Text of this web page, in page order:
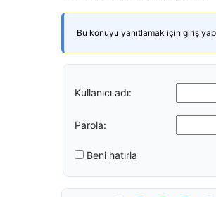
Bu konuyu yanıtlamak için giriş
Kullanıcı adı:
Parola:
Beni hatırla